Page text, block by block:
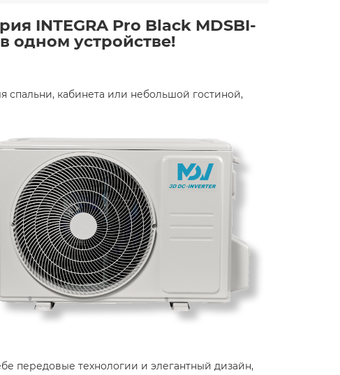
INTEGRA Pro Black MDSBI-
одном устройстве!
спальни, кабинета или небольшой гостиной,
передовые технологии и элегантный дизайн,